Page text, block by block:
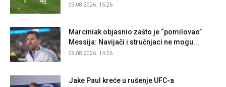
09.08.2026. 15:26
Marciniak objasnio zašto je “pomilovao”
Messija: Navijači i stručnjaci ne mogu...
09.08.2026. 14:26
Jake Paul kreće u rušenje UFC-a